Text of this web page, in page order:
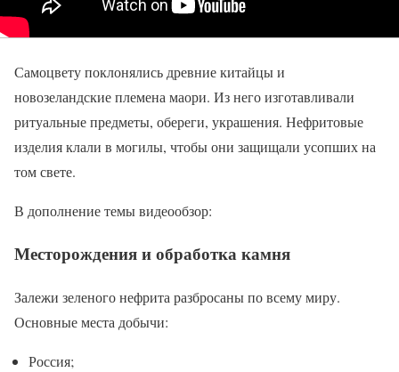
Самоцвету поклонялись древние китайцы и
новозеландские племена маори. Из него изготавливали
ритуальные предметы, обереги, украшения. Нефритовые
изделия клали в могилы, чтобы они защищали усопших на
том свете.
В дополнение темы видеообзор:
Месторождения и обработка камня
Залежи зеленого нефрита разбросаны по всему миру.
Основные места добычи:
Россия;